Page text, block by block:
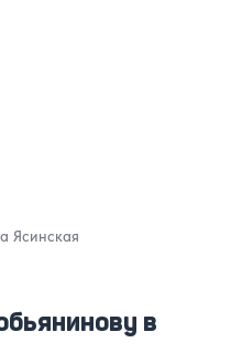
в
Ясинская